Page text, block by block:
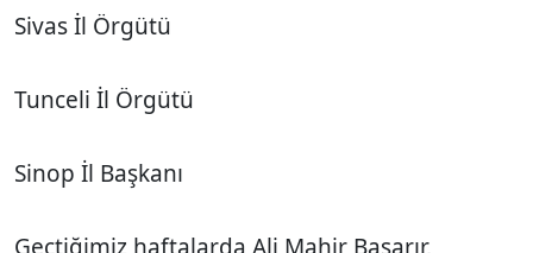
Sivas İl Örgütü
Tunceli İl Örgütü
Sinop İl Başkanı
Geçtiğimiz haftalarda Ali Mahir Başarır,